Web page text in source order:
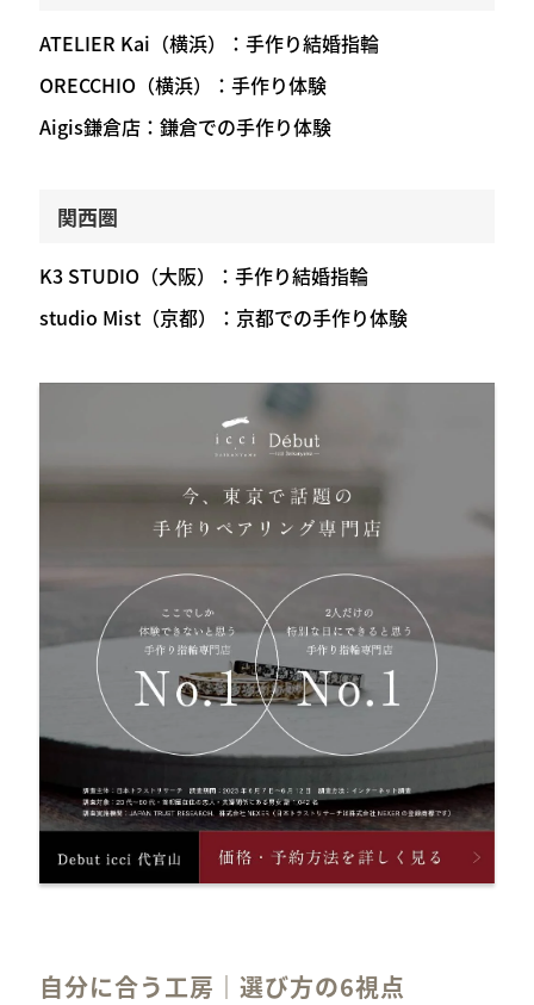
ATELIER Kai（横浜）：手作り結婚指輪
ORECCHIO（横浜）：手作り体験
Aigis鎌倉店：鎌倉での手作り体験
関西圏
K3 STUDIO（大阪）：手作り結婚指輪
studio Mist（京都）：京都での手作り体験
自分に合う工房｜選び方の6視点